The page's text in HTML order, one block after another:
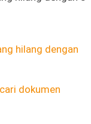
hilang dengan
dokumen